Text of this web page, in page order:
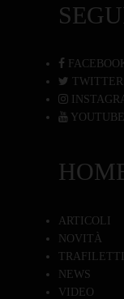
TWITTER
YOUTUBE
ARTICOLI
NOVITÀ
TRAFILETTI
NEWS
VIDEO